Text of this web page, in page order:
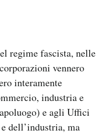
regime fascista, nelle
vennero
interamente
industria e
e agli Uffici
dell’industria, ma